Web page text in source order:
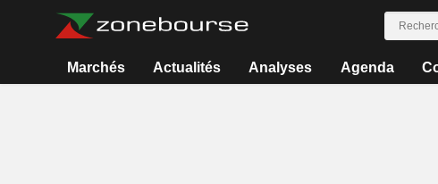
Marchés Actualités Analyses Agenda